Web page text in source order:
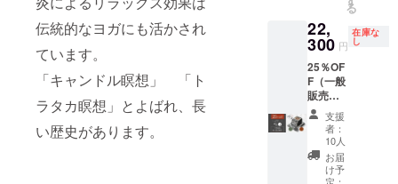
伝統的なヨガにも活かされ
ています。
「キャンドル瞑想」 「ト
ラタカ瞑想」とよばれ、長
い歴史があります。
日の癒
しアイ
災害時
の備え
にも使
える。
容】 ・
本体×１
・土台×
１ ・火
消蓋
（コー
ス
ター）×
１ ・木
箱×１
愛媛県
る
22,
300 円
在庫な
し
25％OF
F（一般
販売予
定価格
30,000
⇒22,30
0円）消
支援
者：
10人
お届
け予